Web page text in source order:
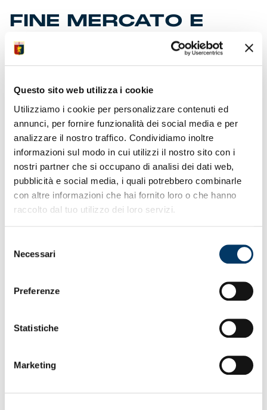
Questo sito web utilizza i cookie
Utilizziamo i cookie per personalizzare contenuti ed
annunci, per fornire funzionalità dei social media e per
analizzare il nostro traffico. Condividiamo inoltre
informazioni sul modo in cui utilizzi il nostro sito con i
nostri partner che si occupano di analisi dei dati web,
pubblicità e social media, i quali potrebbero combinarle
con altre informazioni che hai fornito loro o che hanno
raccolto dal tuo utilizzo dei loro servizi.
delNecessari
Preferenze
Statistiche
Marketing
FINE MERCATO E
CONVOCAZIONI AL
CAMPO
Multedo
• Oggi giornata di riposo per capitan Badelj e
compagni
• Presenti al ‘Signorini’ infortunati e vice-capitano Bani
• Organico rimodellato dalle operazioni di acquisti e
cessioni
• Stop di natura muscolare per Cornet dopo la partita
di Firenze
• In aumento le vendite delle maglie gara rispetto al
• Primavera 1 domenica Empoli-Genoa con inizio alle